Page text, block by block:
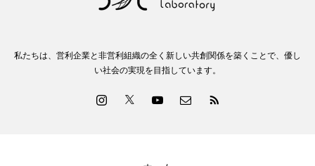
私たちは、営利企業と非営利組織の全く新しい共創関係を築くことで、優し
い社会の実現を目指しています。